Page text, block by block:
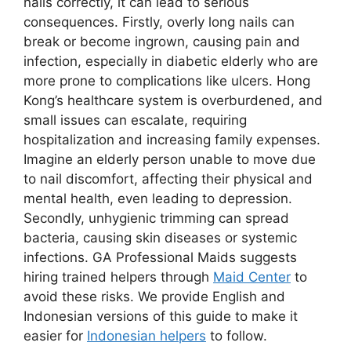
consequences. Firstly, overly long nails can
break or become ingrown, causing pain and
infection, especially in diabetic elderly who are
more prone to complications like ulcers. Hong
Kong’s healthcare system is overburdened, and
small issues can escalate, requiring
hospitalization and increasing family expenses.
Imagine an elderly person unable to move due
to nail discomfort, affecting their physical and
mental health, even leading to depression.
Secondly, unhygienic trimming can spread
bacteria, causing skin diseases or systemic
infections. GA Professional Maids suggests
hiring trained helpers through Maid Center to
avoid these risks. We provide English and
Indonesian versions of this guide to make it
easier for Indonesian helpers to follow.